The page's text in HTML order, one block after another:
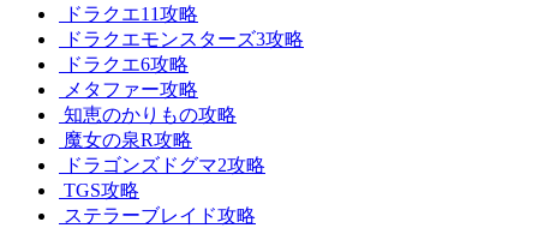
ドラクエ11攻略
ドラクエモンスターズ3攻略
ドラクエ6攻略
メタファー攻略
知恵のかりもの攻略
魔女の泉R攻略
ドラゴンズドグマ2攻略
TGS攻略
ステラーブレイド攻略